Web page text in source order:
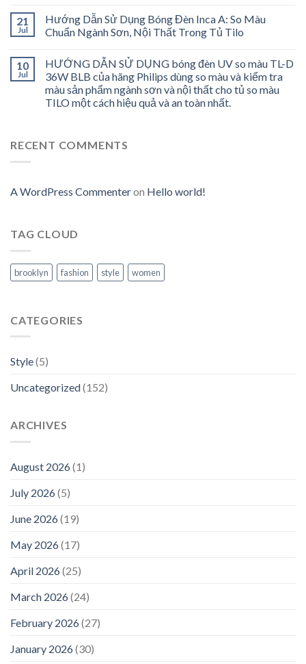
21
Jul
Hướng Dẫn Sử Dụng Bóng Đèn Inca A: So Màu
Chuẩn Ngành Sơn, Nội Thất Trong Tủ Tilo
10
Jul
HƯỚNG DẪN SỬ DỤNG bóng đèn UV so màu TL-D
36W BLB của hãng Philips dùng so màu và kiểm tra
màu sản phẩm ngành sơn và nội thất cho tủ so màu
TILO một cách hiệu quả và an toàn nhất.
RECENT COMMENTS
A WordPress Commenteron Hello world!
TAG CLOUD
brooklyn fashion style women
CATEGORIES
Style(5)
Uncategorized(152)
ARCHIVES
August 2026(1)
July 2026(5)
June 2026(19)
May 2026(17)
April 2026(25)
March 2026(24)
February 2026(27)
January 2026(30)